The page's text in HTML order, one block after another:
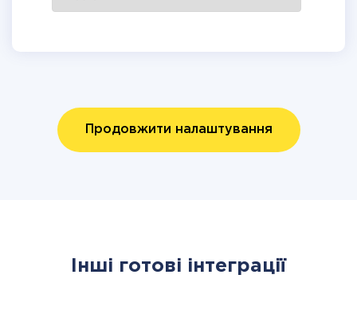
Продовжити налаштування
Інші готові інтеграції